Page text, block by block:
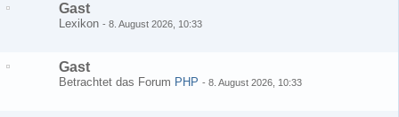
Gast
Lexikon - 8. August 2026, 10:33
Gast
Betrachtet das Forum PHP - 8. August 2026, 10:33